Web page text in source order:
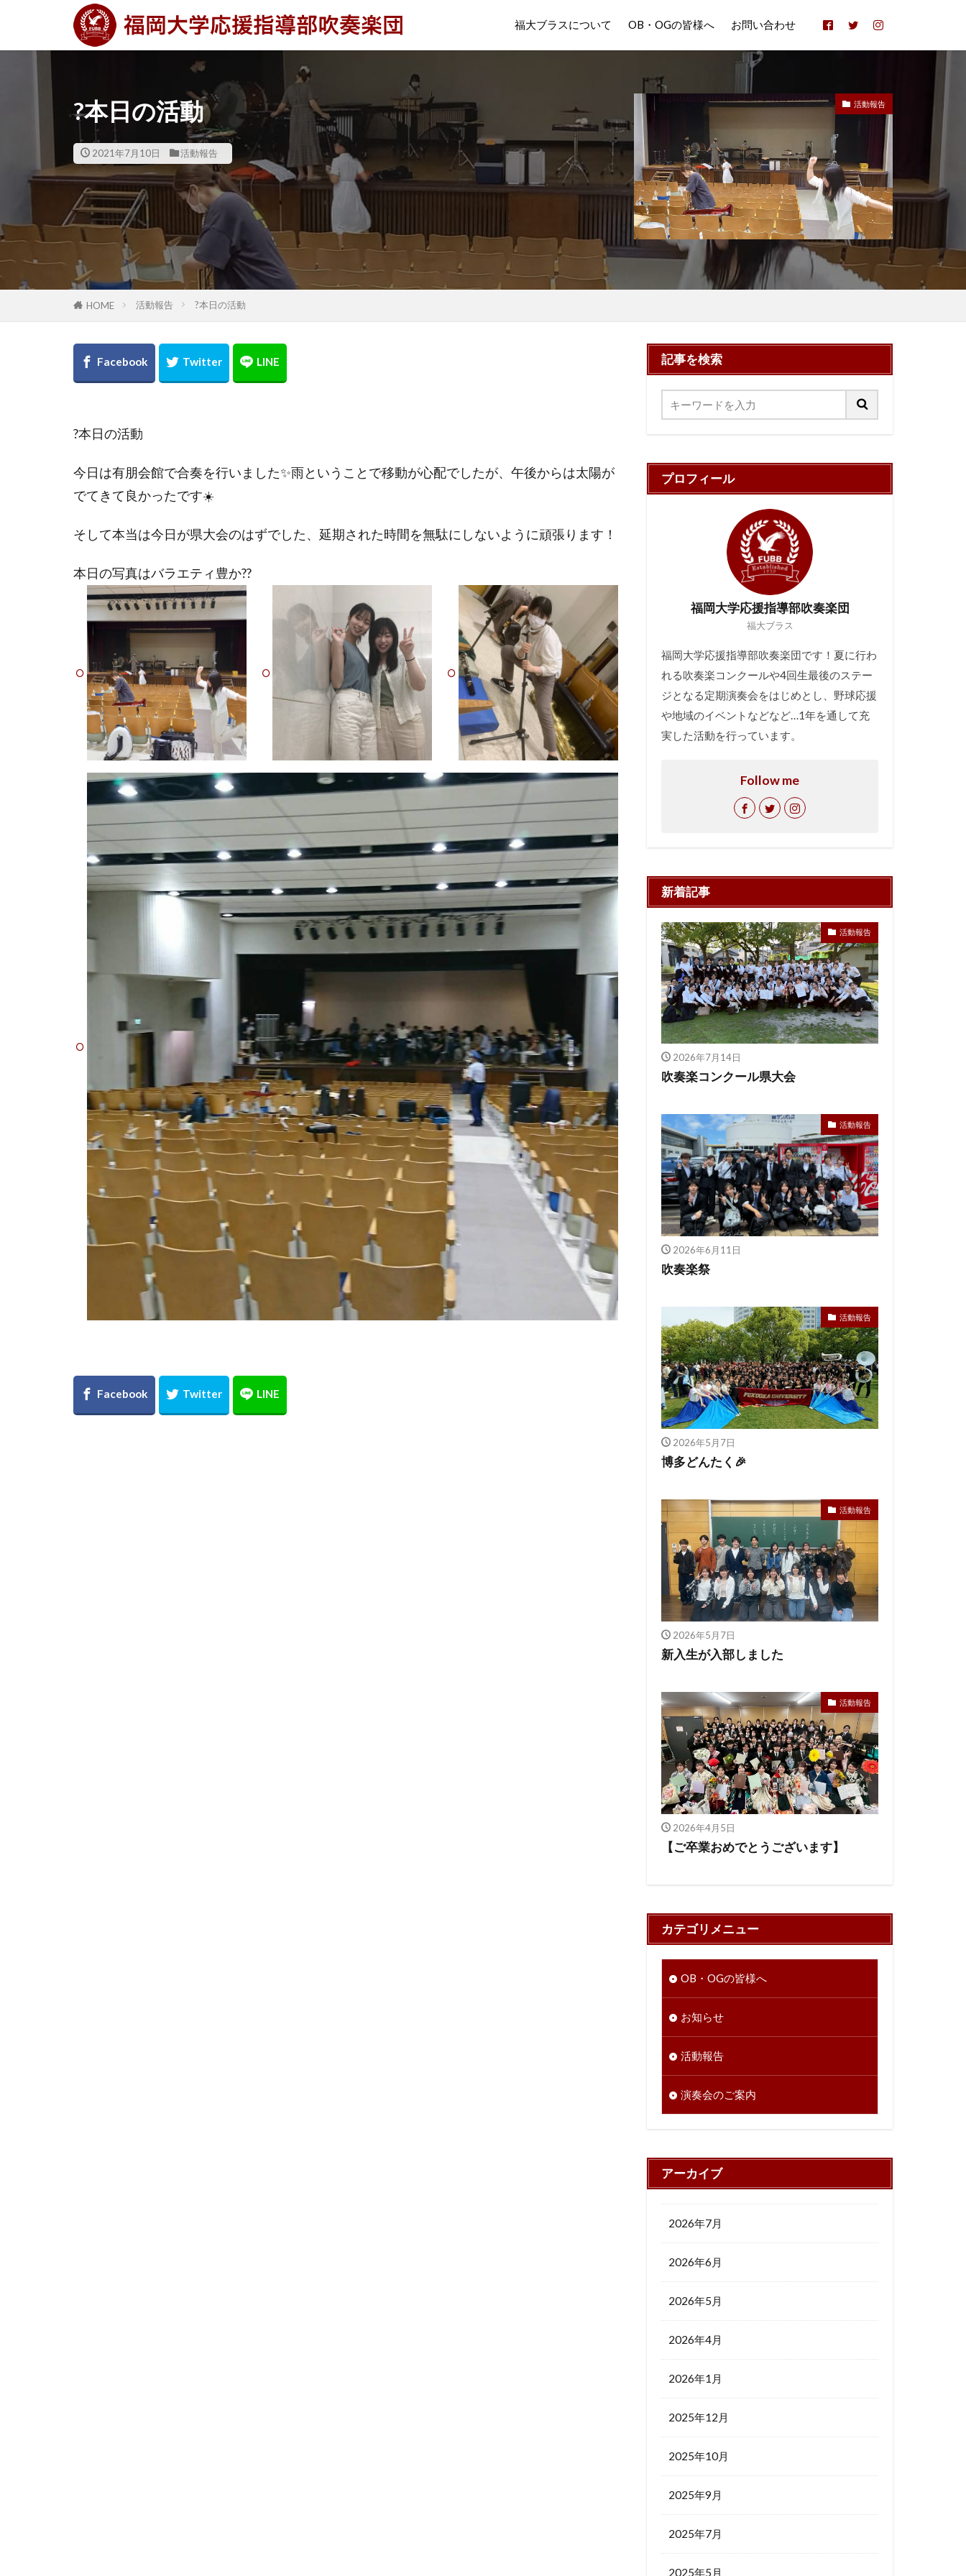
福大ブラスについて OB・OGの皆様へ お問い合わせ
?本日の活動
2021年7月10日 活動報告
活動報告
HOME 活動報告 ?本日の活動
?本日の活動
今日は有朋会館で合奏を行いました✨雨ということで移動が心配でしたが、午後からは太陽が
でてきて良かったです☀️
そして本当は今日が県大会のはずでした、延期された時間を無駄にしないように頑張ります！
本日の写真はバラエティ豊か??
記事を検索
プロフィール
福岡大学応援指導部吹奏楽団
福大ブラス
福岡大学応援指導部吹奏楽団です！夏に行わ
れる吹奏楽コンクールや4回生最後のステー
ジとなる定期演奏会をはじめとし、野球応援
や地域のイベントなどなど…1年を通して充
実した活動を行っています。
Follow me
新着記事
活動報告
2026年7月14日
吹奏楽コンクール県大会
活動報告
2026年6月11日
吹奏楽祭
活動報告
2026年5月7日
博多どんたく🎉
活動報告
2026年5月7日
新入生が入部しました
活動報告
2026年4月5日
【ご卒業おめでとうございます】
カテゴリメニュー
OB・OGの皆様へ
お知らせ
活動報告
演奏会のご案内
アーカイブ
2026年7月
2026年6月
2026年5月
2026年4月
2026年1月
2025年12月
2025年10月
2025年9月
2025年7月
2025年5月